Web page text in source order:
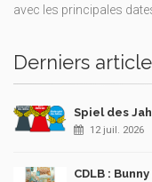
avec les principales
Derniers
Spiel des
12 juil. 2026
CDLB :